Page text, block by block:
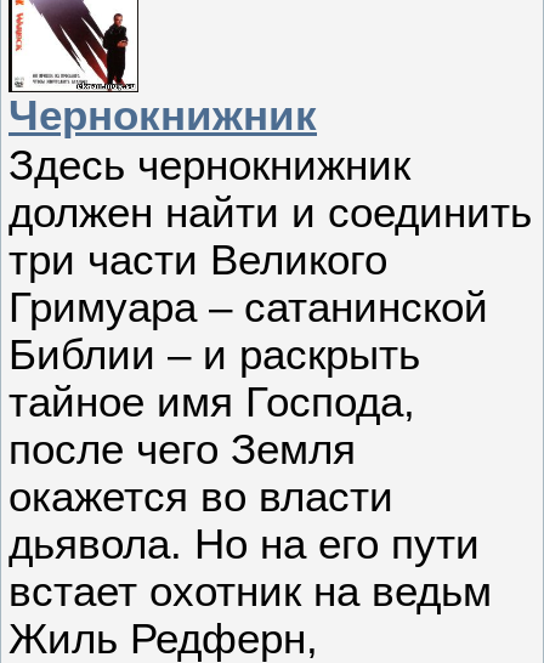
Чернокнижник
Здесь чернокнижник
должен найти и соединить
три части Великого
Гримуара – сатанинской
Библии – и раскрыть
тайное имя Господа,
после чего Земля
окажется во власти
дьявола. Но на его пути
встает охотник на ведьм
Жиль Редферн,